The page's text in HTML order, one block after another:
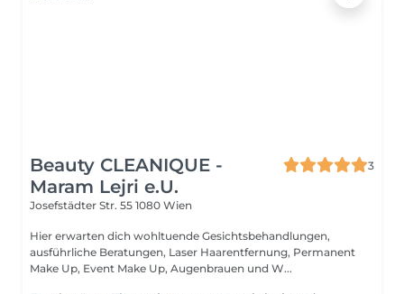
Beauty CLEANIQUE -
Maram Lejri e.U.
3
Josefstädter Str. 55 1080 Wien
Hier erwarten dich wohltuende Gesichtsbehandlungen,
ausführliche Beratungen, Laser Haarentfernung, Permanent
Make Up, Event Make Up, Augenbrauen und W...